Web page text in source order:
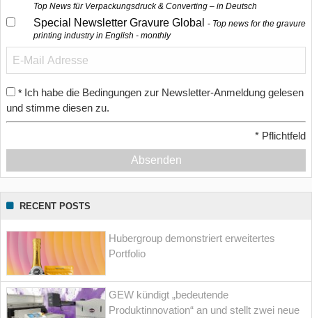
Top News für Verpackungsdruck & Converting – in Deutsch
Special Newsletter Gravure Global
Top news for the gravure
printing industry in English - monthly
* Ich habe die Bedingungen zur Newsletter-Anmeldung gelesen
und stimme diesen zu.
* Pflichtfeld
Absenden
RECENT POSTS
Hubergroup demonstriert erweitertes
Portfolio
GEW kündigt „bedeutende
Produktinnovation“ an und stellt zwei neue